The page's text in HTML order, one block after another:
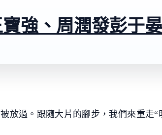
強、周潤發彭于
放過。跟隨大片的腳步，我們來重走“